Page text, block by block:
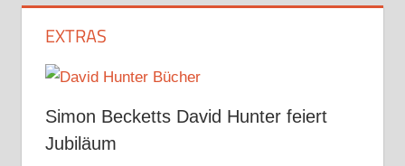
EXTRAS
Simon Becketts David Hunter feiert
Jubiläum